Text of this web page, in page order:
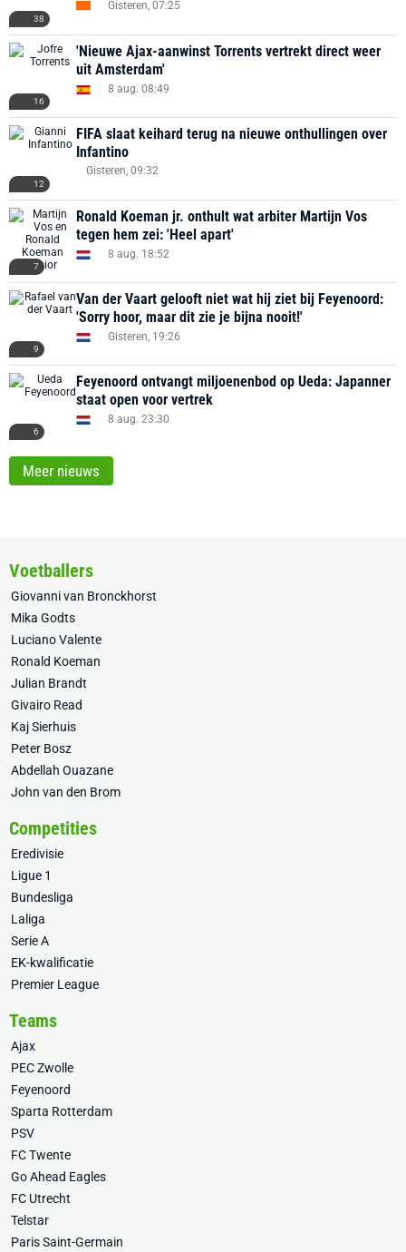
38
Gisteren, 07:25
16
'Nieuwe Ajax-aanwinst Torrents vertrekt direct weer
uit Amsterdam'
8 aug. 08:49
12
FIFA slaat keihard terug na nieuwe onthullingen over
Infantino
Gisteren, 09:32
7
Ronald Koeman jr. onthult wat arbiter Martijn Vos
tegen hem zei: 'Heel apart'
8 aug. 18:52
9
Van der Vaart gelooft niet wat hij ziet bij Feyenoord:
'Sorry hoor, maar dit zie je bijna nooit!'
Gisteren, 19:26
6
Feyenoord ontvangt miljoenenbod op Ueda: Japanner
staat open voor vertrek
8 aug. 23:30
Meer nieuws
Voetballers
Giovanni van Bronckhorst
Mika Godts
Luciano Valente
Ronald Koeman
Julian Brandt
Givairo Read
Kaj Sierhuis
Peter Bosz
Abdellah Ouazane
John van den Brom
Competities
Eredivisie
Ligue 1
Bundesliga
Laliga
Serie A
EK-kwalificatie
Premier League
Teams
Ajax
PEC Zwolle
Feyenoord
Sparta Rotterdam
PSV
FC Twente
Go Ahead Eagles
FC Utrecht
Telstar
Paris Saint-Germain